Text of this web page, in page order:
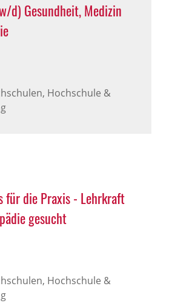
d) Gesundheit, Medizin
Hochschule &
für die Praxis - Lehrkraft
gesucht
Hochschule &